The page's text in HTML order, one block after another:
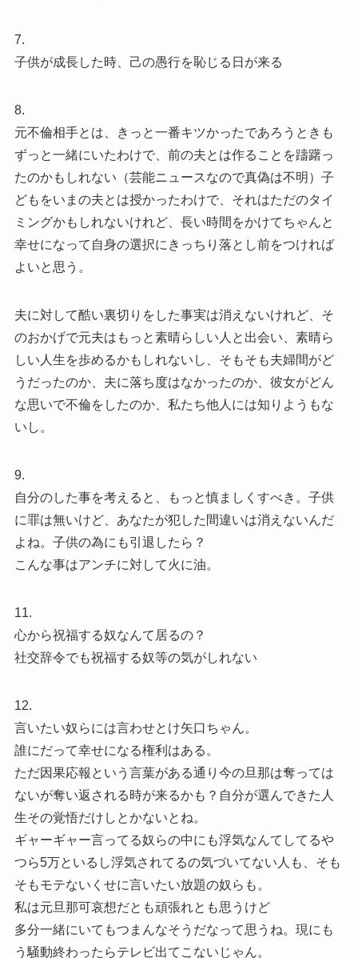
7.
子供が成長した時、己の愚行を恥じる日が来る
8.
元不倫相手とは、きっと一番キツかったであろうときも
ずっと一緒にいたわけで、前の夫とは作ることを躊躇っ
たのかもしれない（芸能ニュースなので真偽は不明）子
どもをいまの夫とは授かったわけで、それはただのタイ
ミングかもしれないけれど、長い時間をかけてちゃんと
幸せになって自身の選択にきっちり落とし前をつければ
よいと思う。
夫に対して酷い裏切りをした事実は消えないけれど、そ
のおかげで元夫はもっと素晴らしい人と出会い、素晴ら
しい人生を歩めるかもしれないし、そもそも夫婦間がど
うだったのか、夫に落ち度はなかったのか、彼女がどん
な思いで不倫をしたのか、私たち他人には知りようもな
いし。
9.
自分のした事を考えると、もっと慎ましくすべき。子供
に罪は無いけど、あなたが犯した間違いは消えないんだ
よね。子供の為にも引退したら？
こんな事はアンチに対して火に油。
11.
心から祝福する奴なんて居るの？
社交辞令でも祝福する奴等の気がしれない
12.
言いたい奴らには言わせとけ矢口ちゃん。
誰にだって幸せになる権利はある。
ただ因果応報という言葉がある通り今の旦那は奪っては
ないが奪い返される時が来るかも？自分が選んできた人
生その覚悟だけしとかないとね。
ギャーギャー言ってる奴らの中にも浮気なんてしてるや
つら5万といるし浮気されてるの気づいてない人も、そも
そもモテないくせに言いたい放題の奴らも。
私は元旦那可哀想だとも頑張れとも思うけど
多分一緒にいてもつまんなそうだなって思うね。現にも
う騒動終わったらテレビ出てこないじゃん。